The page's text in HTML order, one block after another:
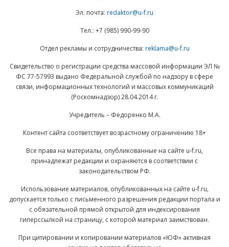
Эл. почта: redaktor@u-f.ru
Тел.: +7 (985) 990-99-90
Отдел рекламы и сотрудничества: reklama@u-f.ru
Свидетельство о регистрации средства массовой информации ЭЛ №
ФС 77-57993 выдано Федеральной службой по надзору в сфере
связи, информационных технологий и массовых коммуникаций
(Роскомнадзор) 28.04.2014 г.
Учредитель – Федоренко М.А.
Контент сайта соответствует возрастному ограничению 18+
Все права на материалы, опубликованные на сайте u-f.ru,
принадлежат редакции и охраняются в соответствии с
законодательством РФ.
Использование материалов, опубликованных на сайте u-f.ru,
допускается только с письменного разрешения редакции портала и
с обязательной прямой открытой для индексирования
гиперссылкой на страницу, с которой материал заимствован.
При цитировании и копировании материалов «ЮФ» активная